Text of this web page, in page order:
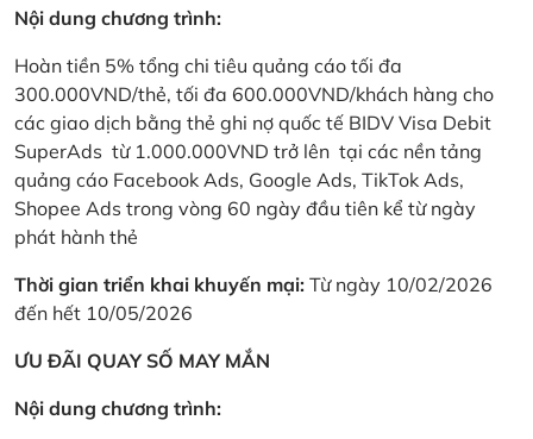
Nội dung chương trình:
Hoàn tiền 5% tổng chi tiêu quảng cáo tối đa
300.000VND/thẻ, tối đa 600.000VND/khách hàng cho
các giao dịch bằng thẻ ghi nợ quốc tế BIDV Visa Debit
SuperAds từ 1.000.000VND trở lên tại các nền tảng
quảng cáo Facebook Ads, Google Ads, TikTok Ads,
Shopee Ads trong vòng 60 ngày đầu tiên kể từ ngày
phát hành thẻ
Thời gian triển khai khuyến mại: Từ ngày 10/02/2026
đến hết 10/05/2026
ƯU ĐÃI QUAY SỐ MAY MẮN
Nội dung chương trình: